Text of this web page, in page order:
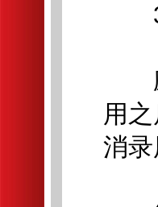
3.
应
用
消录